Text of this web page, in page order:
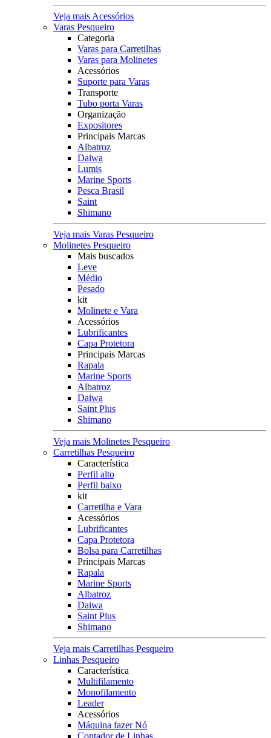
Veja mais Acessórios
Varas Pesqueiro
Categoria
Varas para Carretilhas
Varas para Molinetes
Acessórios
Suporte para Varas
Transporte
Tubo porta Varas
Organização
Expositores
Principais Marcas
Albatroz
Daiwa
Lumis
Marine Sports
Pesca Brasil
Saint
Shimano
Veja mais Varas Pesqueiro
Molinetes Pesqueiro
Mais buscados
Leve
Médio
Pesado
kit
Molinete e Vara
Acessórios
Lubrificantes
Capa Protetora
Principais Marcas
Rapala
Marine Sports
Albatroz
Daiwa
Saint Plus
Shimano
Veja mais Molinetes Pesqueiro
Carretilhas Pesqueiro
Característica
Perfil alto
Perfil baixo
kit
Carretilha e Vara
Acessórios
Lubrificantes
Capa Protetora
Bolsa para Carretilhas
Principais Marcas
Rapala
Marine Sports
Albatroz
Daiwa
Saint Plus
Shimano
Veja mais Carretilhas Pesqueiro
Linhas Pesqueiro
Característica
Multifilamento
Monofilamento
Leader
Acessórios
Máquina fazer Nó
Contador de Linhas